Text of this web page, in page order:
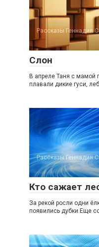
Рассказы Геннадия
Слон
В апреле Таня с мамой
плавали дикие гуси,
Рассказы Геннадия
Кто сажает
За рекой росли одни
появились дубки.Еще